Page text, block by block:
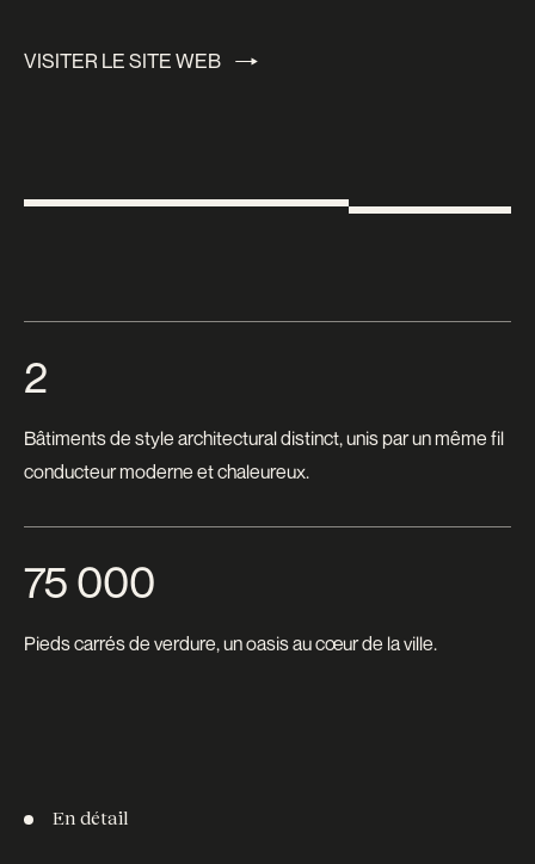
VISITER LE SITE WEB
2
Bâtiments de style architectural distinct, unis par un même fil
conducteur moderne et chaleureux.
75 000
Pieds carrés de verdure, un oasis au cœur de la ville.
En détail